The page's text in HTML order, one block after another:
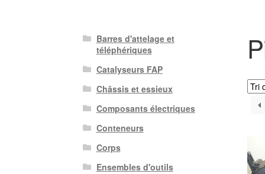
Barres d'attelage et
téléphériques
Catalyseurs FAP
Châssis et essieux
Composants électriques
Conteneurs
Corps
Ensembles d'outils